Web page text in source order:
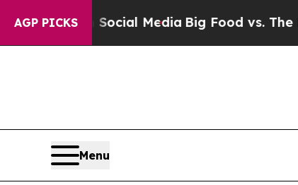
AGP PICKS
Media Big Food vs. The People. Big
Menu